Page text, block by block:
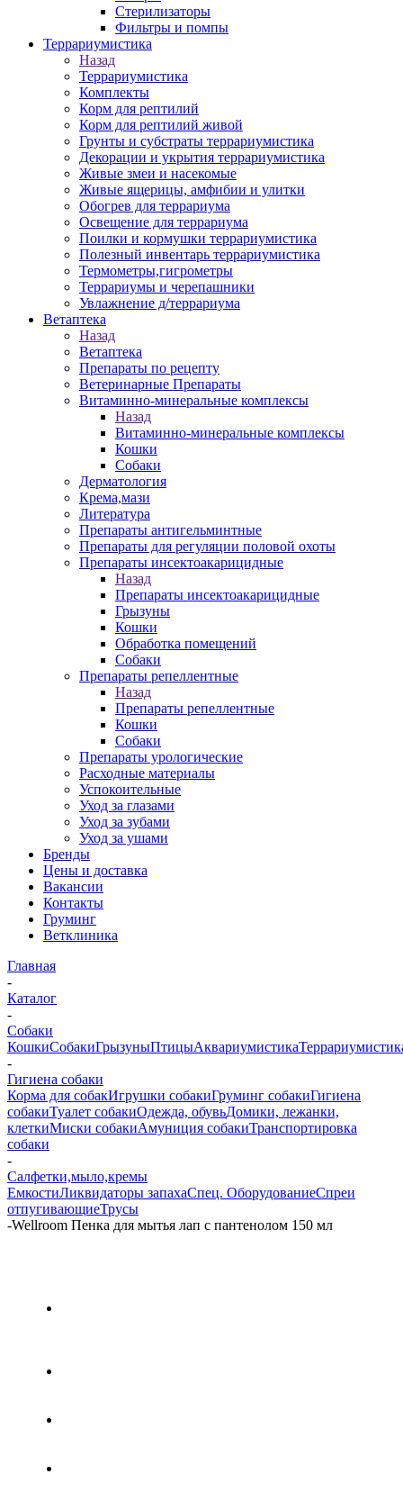
Стерилизаторы
Фильтры и помпы
Террариумистика
Назад
Террариумистика
Комплекты
Корм для рептилий
Корм для рептилий живой
Грунты и субстраты террариумистика
Декорации и укрытия террариумистика
Живые змеи и насекомые
Живые ящерицы, амфибии и улитки
Обогрев для террариума
Освещение для террариума
Поилки и кормушки террариумистика
Полезный инвентарь террариумистика
Термометры,гигрометры
Террариумы и черепашники
Увлажнение д/террариума
Ветаптека
Назад
Ветаптека
Препараты по рецепту
Ветеринарные Препараты
Витаминно-минеральные комплексы
Назад
Витаминно-минеральные комплексы
Кошки
Собаки
Дерматология
Крема,мази
Литература
Препараты антигельминтные
Препараты для регуляции половой охоты
Препараты инсектоакарицидные
Назад
Препараты инсектоакарицидные
Грызуны
Кошки
Обработка помещений
Собаки
Препараты репеллентные
Назад
Препараты репеллентные
Кошки
Собаки
Препараты урологические
Расходные материалы
Успокоительные
Уход за глазами
Уход за зубами
Уход за ушами
Бренды
Цены и доставка
Вакансии
Контакты
Груминг
Ветклиника
Главная
-
Каталог
-
Собаки
КошкиСобакиГрызуныПтицыАквариумистика
-
Гигиена собаки
Корма для собакИгрушки собакиГруминг собакиГигиена
собакиТуалет собакиОдежда, обувьДомики, лежанки,
клеткиМиски собакиАмуниция собакиТранспортировка
собаки
-
Салфетки,мыло,кремы
ЕмкостиЛиквидаторы запахаСпец. ОборудованиеСпреи
отпугивающиеТрусы
-Wellroom Пенка для мытья лап с пантенолом 150 мл